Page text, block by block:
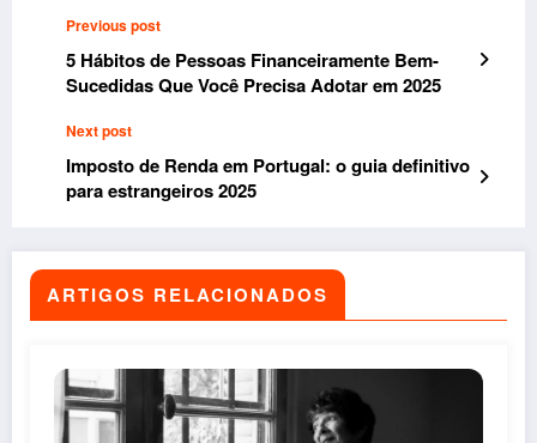
Previous post
5 Hábitos de Pessoas Financeiramente Bem-
Sucedidas Que Você Precisa Adotar em 2025
Next post
Imposto de Renda em Portugal: o guia definitivo
para estrangeiros 2025
ARTIGOS RELACIONADOS